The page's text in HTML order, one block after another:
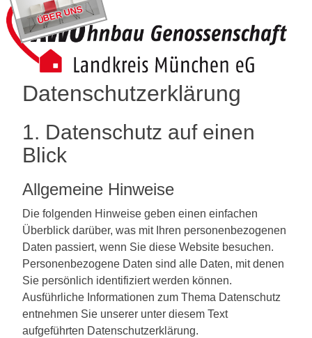
ÜBER UNS
Datenschutz­erklärung
1. Datenschutz auf einen
Blick
Allgemeine Hinweise
Die folgenden Hinweise geben einen einfachen
Überblick darüber, was mit Ihren personenbezogenen
Daten passiert, wenn Sie diese Website besuchen.
Personenbezogene Daten sind alle Daten, mit denen
Sie persönlich identifiziert werden können.
Ausführliche Informationen zum Thema Datenschutz
entnehmen Sie unserer unter diesem Text
aufgeführten Datenschutzerklärung.